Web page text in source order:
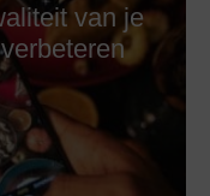
van je